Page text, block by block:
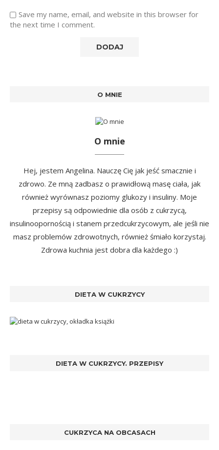
Save my name, email, and website in this browser for
the next time I comment.
O MNIE
O mnie
Hej, jestem Angelina. Nauczę Cię jak jeść smacznie i
zdrowo. Ze mną zadbasz o prawidłową masę ciała, jak
również wyrównasz poziomy glukozy i insuliny. Moje
przepisy są odpowiednie dla osób z cukrzycą,
insulinoopornością i stanem przedcukrzycowym, ale jeśli nie
masz problemów zdrowotnych, również śmiało korzystaj.
Zdrowa kuchnia jest dobra dla każdego :)
DIETA W CUKRZYCY
DIETA W CUKRZYCY. PRZEPISY
CUKRZYCA NA OBCASACH